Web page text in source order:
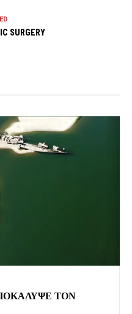
SURGERY
ΤΟΝ